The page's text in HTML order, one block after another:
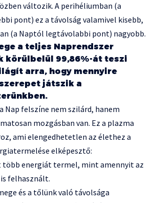
változik. A perihéliumban (a
pont) ez a távolság valamivel kisebb,
(a Naptól legtávolabbi pont) nagyobb.
a teljes Naprendszer
körülbelül 99,86%-át teszi
arra, hogy mennyire
játszik a
Nap felszíne nem szilárd, hanem
mozgásban van. Ez a plazma
ami elengedhetetlen az élethez a
elképesztő:
több energiát termel, mint amennyit az
felhasznált.
és a tőlünk való távolsága